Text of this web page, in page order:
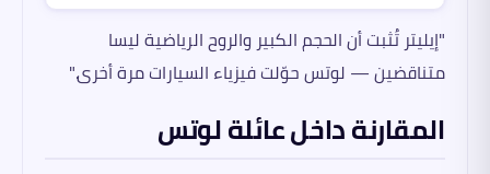
"إيليتر تُثبت أن الحجم الكبير والروح الرياضية ليسا
متناقضين — لوتس حوّلت فيزياء السيارات مرة أخرى."
المقارنة داخل عائلة لوتس